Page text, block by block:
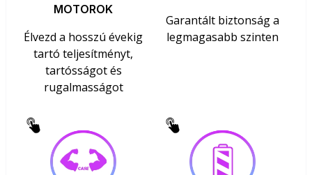
MOTOROK
Élvezd a hosszú évekig
tartó teljesítményt,
tartósságot és
rugalmasságot
Garantált biztonság a
legmagasabb szinten